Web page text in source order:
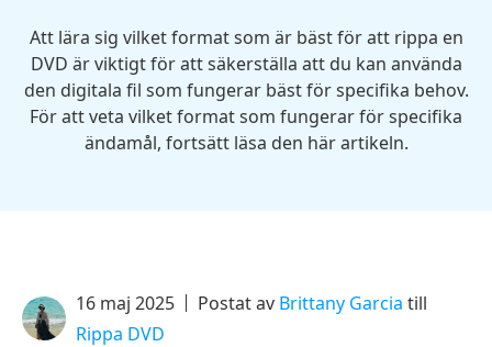
Att lära sig vilket format som är bäst för att rippa en
DVD är viktigt för att säkerställa att du kan använda
den digitala fil som fungerar bäst för specifika behov.
För att veta vilket format som fungerar för specifika
ändamål, fortsätt läsa den här artikeln.
16 maj 2025 Postat av Brittany Garcia till
Rippa DVD